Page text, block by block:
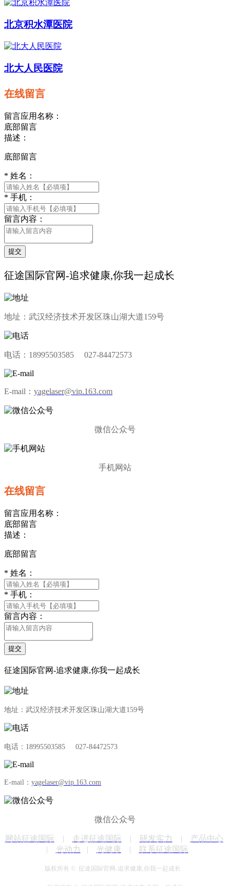
北京积水潭医院
北大人民医院
在线留言
留言应用名称：
底部留言
描述：
底部留言
* 姓名：
* 手机：
留言内容：
提交
征途国际官网-追求健康,你我一起成长
地址：武汉经济技术开发区珠山湖大道159号
电话：18995503585 027-84472573
E-mail： yagelaser@vip.163.com
微信公众号
手机网站
在线留言
留言应用名称：
底部留言
描述：
底部留言
* 姓名：
* 手机：
留言内容：
提交
征途国际官网-追求健康,你我一起成长
地址：武汉经济技术开发区珠山湖大道159号
电话：18995503585 027-84472573
E-mail： yagelaser@vip.163.com
微信公众号
网站征途国际 | 走进征途国际 | 研发实力 |
产品中心
| 光动力 | 光健康 | 联系征途国际
版权所有 © 征途国际官网-追求健康,你我一起成长